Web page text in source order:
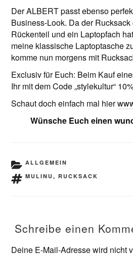
Der ALBERT passt ebenso
Business-Look. Da der
Rückenteil und ein Laptopfach
meine klassische Laptoptasche
komme nun morgens mit
Exclusiv für Euch: Beim Kauf
Ihr mit dem Code „stylekultur“
Schaut doch einfach mal hier
Wünsche Euch einen
KATEGORIEN
ALLGEMEIN
SCHLAGWÖRTER
MULINU, RUCKSACK
Schreibe einen
Deine E-Mail-Adresse wird nicht